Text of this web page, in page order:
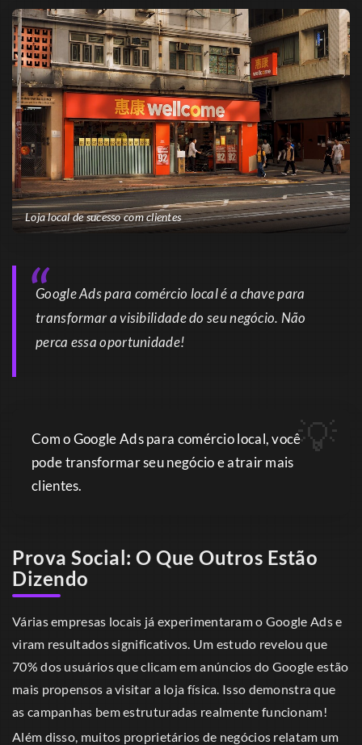
Loja local de sucesso com clientes
Google Ads para comércio local é a chave para
transformar a visibilidade do seu negócio. Não
perca essa oportunidade!
Com o Google Ads para comércio local, você
pode transformar seu negócio e atrair mais
clientes.
Prova Social: O Que Outros Estão
Dizendo
Várias empresas locais já experimentaram o Google Ads e
viram resultados significativos. Um estudo revelou que
70% dos usuários que clicam em anúncios do Google estão
mais propensos a visitar a loja física. Isso demonstra que
as campanhas bem estruturadas realmente funcionam!
Além disso, muitos proprietários de negócios relatam um